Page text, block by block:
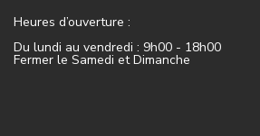
Heures d’ouverture :
Du lundi au vendredi : 9h00 - 18h00
Fermer le Samedi et Dimanche